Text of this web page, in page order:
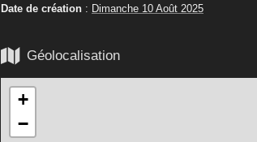
Date de création : Dimanche 10 Août 2025
 Géolocalisation
+
−